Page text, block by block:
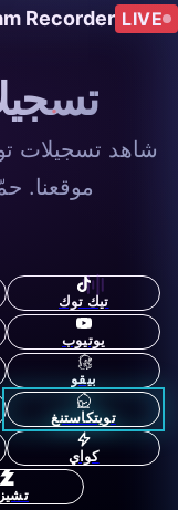
LIVE
Recorder
شاهد تسجيلات
موقعنا.
تيك توك
يوتيوب
بيقو
تويتكاستنغ
كواي